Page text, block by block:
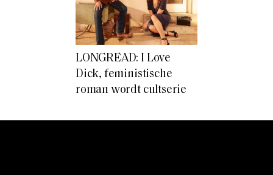
LONGREAD: I Love
Dick, feministische
roman wordt cultserie